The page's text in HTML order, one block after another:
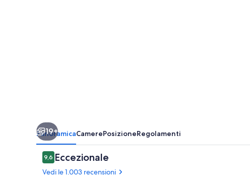
19+
PanoramicaCamerePosizioneRegolamenti
Recensioni
9,69,6 su 10
Eccezionale
Vedi le 1.003 recensioni